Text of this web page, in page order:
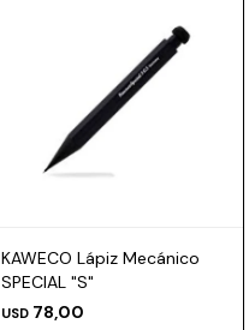
KAWECO Lápiz Mecánico
SPECIAL "S"
USD 78,00